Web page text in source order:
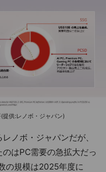
供:レノボ・ジャパン)
ノボ・ジャパンだが、
はPC需要の急拡大だっ
の規模は2025年度に